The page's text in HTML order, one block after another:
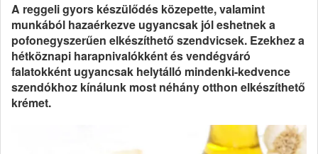
A reggeli gyors készülődés közepette, valamint
munkából hazaérkezve ugyancsak jól eshetnek a
pofonegyszerűen elkészíthető szendvicsek. Ezekhez a
hétköznapi harapnivalókként és vendégváró
falatokként ugyancsak helytálló mindenki-kedvence
szendókhoz kínálunk most néhány otthon elkészíthető
krémet.